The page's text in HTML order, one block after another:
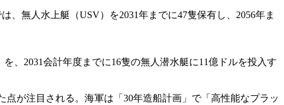
無人水上艇（USV）を2031年までに47隻保有し、2056年ま
、2031会計年度までに16隻の無人潜水艇に11億ドルを投入す
が注目される。海軍は「30年造船計画」で「高性能なプラッ